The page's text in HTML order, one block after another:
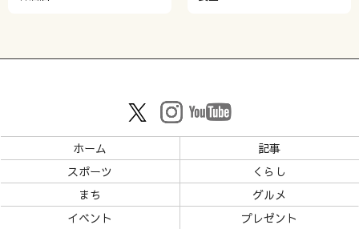
ホーム
記事
スポーツ
くらし
まち
グルメ
イベント
プレゼント